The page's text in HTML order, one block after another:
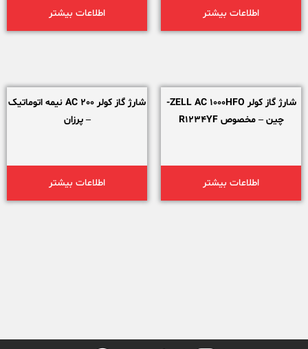
اطلاعات بیشتر اطلاعات بیشتر
شارژ گاز کولر ZELL AC 1000HFO-
چین – مخصوص R1234YF
اطلاعات بیشتر
شارژ گاز کولر AC 200 نیمه اتوماتیک
– پرزان
اطلاعات بیشتر